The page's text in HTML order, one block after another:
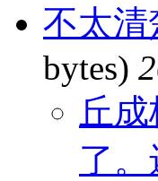
不太清
bytes)
丘
了